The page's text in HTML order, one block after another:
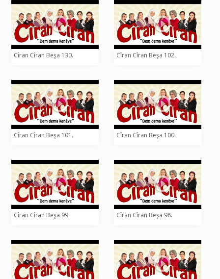
Cîran Cîran Beşa 130. Cîran Cîran Beşa 102.
Cîran Cîran Beşa 101. Cîran Cîran Beşa 100.
Cîran Cîran Beşa 99. Cîran Cîran Beşa 98.